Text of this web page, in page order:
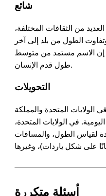
شائع
من الثقافات المختلفة،
الطول من بلد إلى آخر
إن الاسم مستمد من متوسط
طول قدم الإنسان.
التحويلات
المتحدة والمملكة
في الولايات المتحدة،
لقياس الطول، والمسافات
أسئلة متكررة